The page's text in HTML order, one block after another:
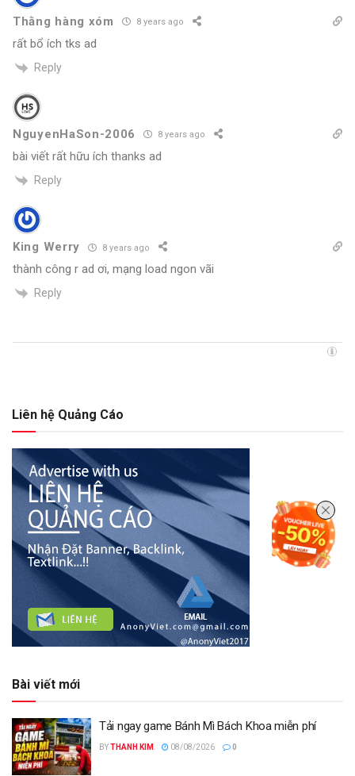
Thằng hàng xóm 8 years ago
rất bổ ích tks ad
Reply
NguyenHaSon-2006 8 years ago
bài viết rất hữu ích thanks ad
Reply
King Werry 8 years ago
thành công r ad ơi, mạng load ngon vãi
Reply
Liên hệ Quảng Cáo
Bài viết mới
Tải ngay game Bánh Mì Bách Khoa miễn phí
BYTHANH KIM 08/08/2026 0